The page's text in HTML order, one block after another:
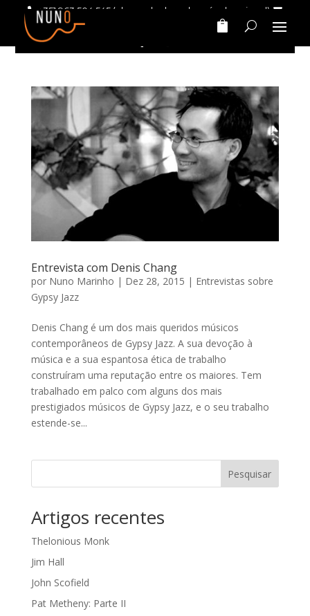
+351 963 504 545 (chamada da rede móvel nacional)
nunomarinhomusic@gmail.com
Entrevista com Denis Chang
por Nuno Marinho | Dez 28, 2015 | Entrevistas sobre
Gypsy Jazz
Denis Chang é um dos mais queridos músicos
contemporâneos de Gypsy Jazz. A sua devoção à
música e a sua espantosa ética de trabalho
construíram uma reputação entre os maiores. Tem
trabalhado em palco com alguns dos mais
prestigiados músicos de Gypsy Jazz, e o seu trabalho
estende-se...
Pesquisar
Artigos recentes
Thelonious Monk
Jim Hall
John Scofield
Pat Metheny: Parte II